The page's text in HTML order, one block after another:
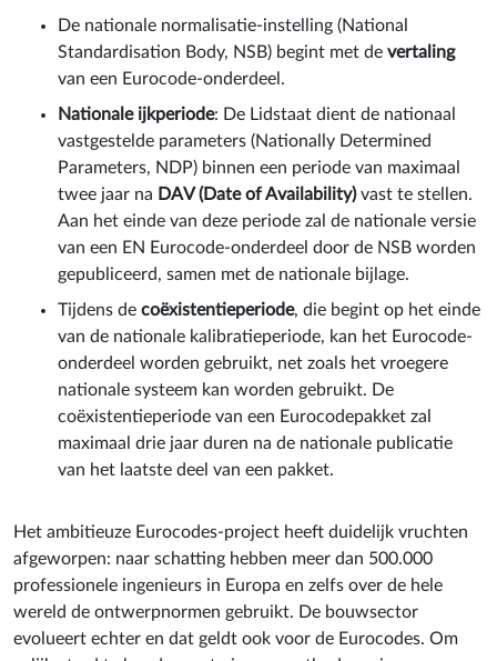
De nationale normalisatie-instelling (National
Standardisation Body, NSB) begint met de vertaling
van een Eurocode-onderdeel.
Nationale ijkperiode: De Lidstaat dient de nationaal
vastgestelde parameters (Nationally Determined
Parameters, NDP) binnen een periode van maximaal
twee jaar na DAV (Date of Availability)vast te stellen.
Aan het einde van deze periode zal de nationale versie
van een EN Eurocode-onderdeel door de NSB worden
gepubliceerd, samen met de nationale bijlage.
Tijdens de coëxistentieperiode, die begint op het einde
van de nationale kalibratieperiode, kan het Eurocode-
onderdeel worden gebruikt, net zoals het vroegere
nationale systeem kan worden gebruikt. De
coëxistentieperiode van een Eurocodepakket zal
maximaal drie jaar duren na de nationale publicatie
van het laatste deel van een pakket.
Het ambitieuze Eurocodes-project heeft duidelijk vruchten
afgeworpen: naar schatting hebben meer dan 500.000
professionele ingenieurs in Europa en zelfs over de hele
wereld de ontwerpnormen gebruikt. De bouwsector
evolueert echter en dat geldt ook voor de Eurocodes. Om